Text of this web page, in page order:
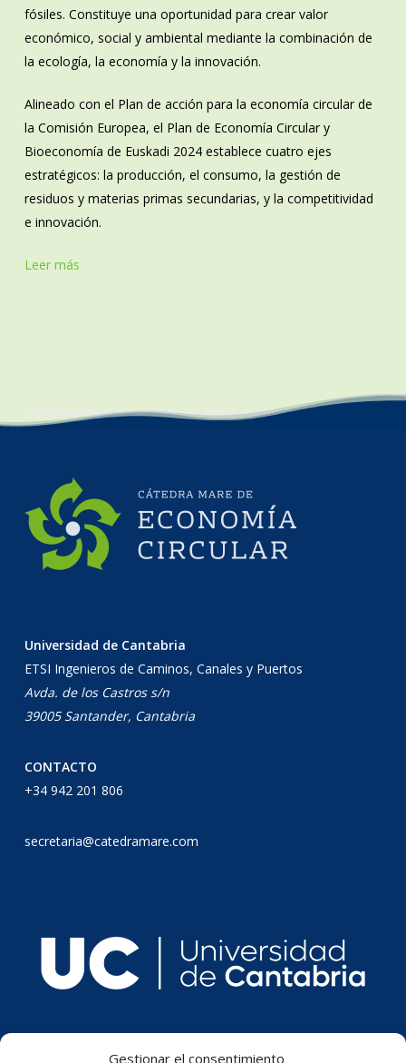
Gestionar el consentimiento
fósiles. Constituye una oportunidad para crear valor
económico, social y ambiental mediante la combinación de
la ecología, la economía y la innovación.
Alineado con el Plan de acción para la economía circular de
la Comisión Europea, el Plan de Economía Circular y
Bioeconomía de Euskadi 2024 establece cuatro ejes
estratégicos: la producción, el consumo, la gestión de
residuos y materias primas secundarias, y la competitividad
e innovación.
Leer más
Universidad de Cantabria
ETSI Ingenieros de Caminos, Canales y Puertos
Avda. de los Castros s/n
39005 Santander, Cantabria
CONTACTO
+34 942 201 806
secretaria@catedramare.com